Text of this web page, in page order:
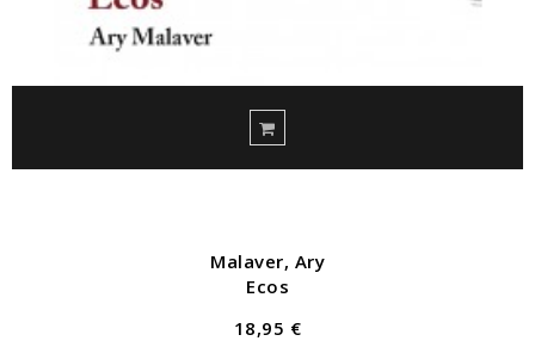
Malaver, Ary
Ecos
18,95 €